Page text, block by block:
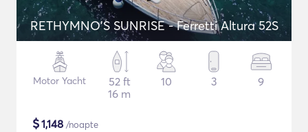
RETHYMNO'S SUNRISE - Ferretti Altura 52S
Motor Yacht
52 ft
16 m
10 3 9
$1,148 /noapte